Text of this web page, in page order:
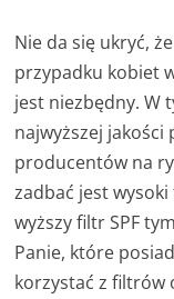
Nie da się ukryć,
przypadku kobiet
jest niezbędny. W
najwyższej
producentów na
zadbać jest
wyższy filtr SPF
Panie, które
korzystać z filtrów